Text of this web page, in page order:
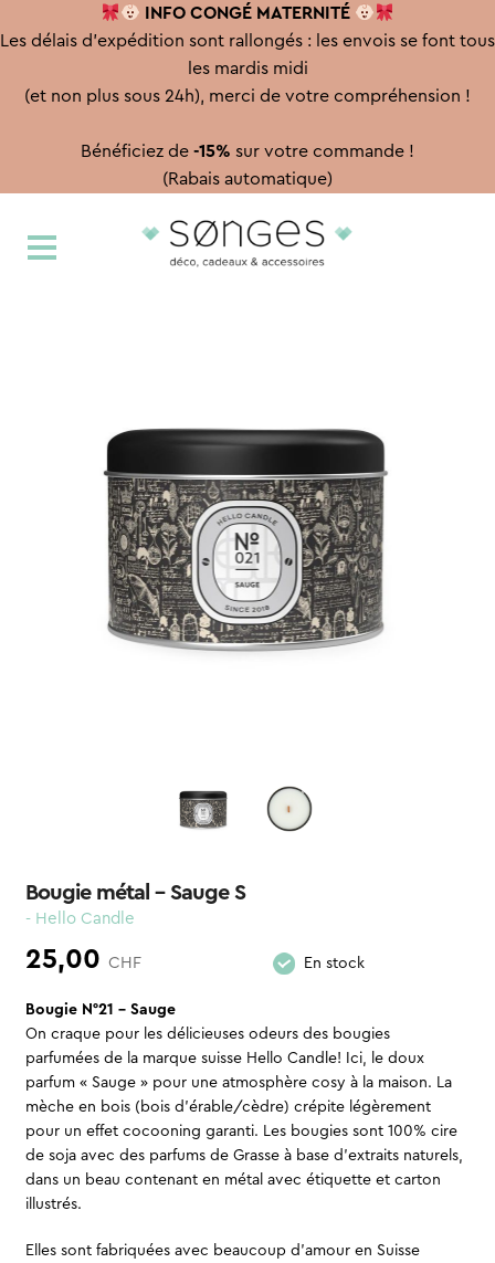
INFO CONGÉ MATERNITÉ
Les délais d'expédition sont rallongés : les envois se font tous
les mardis midi
(et non plus sous 24h), merci de votre compréhension !
Bénéficiez de -15% sur votre commande !
(Rabais automatique)
à
au
Bougie métal – Sauge S
- Hello Candle
25,00 CHF En stock
Bougie N°21 – Sauge
On craque pour les délicieuses odeurs des bougies
parfumées de la marque suisse Hello Candle! Ici, le doux
parfum « Sauge » pour une atmosphère cosy à la maison. La
mèche en bois (bois d’érable/cèdre) crépite légèrement
pour un effet cocooning garanti. Les bougies sont 100% cire
de soja avec des parfums de Grasse à base d’extraits naturels,
dans un beau contenant en métal avec étiquette et carton
illustrés.
Elles sont fabriquées avec beaucoup d’amour en Suisse